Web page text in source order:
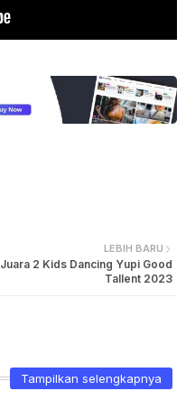
LEBIH BARU
Juara 2 Kids Dancing Yupi Good
Tallent 2023
Tampilkan selengkapnya